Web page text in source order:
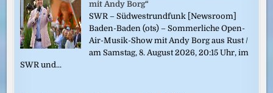
mit Andy Borg“
SWR – Südwestrundfunk [Newsroom]
Baden-Baden (ots) – Sommerliche Open-
Air-Musik-Show mit Andy Borg aus Rust /
am Samstag, 8. August 2026, 20:15 Uhr, im
SWR und...